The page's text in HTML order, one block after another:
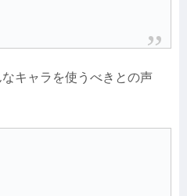
キャラを使うべきとの声